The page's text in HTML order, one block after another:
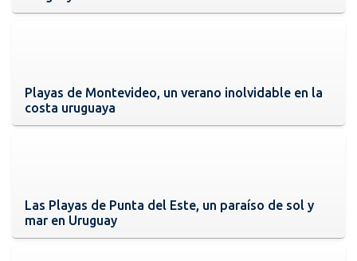
Playas de Montevideo, un verano inolvidable en la
costa uruguaya
Las Playas de Punta del Este, un paraíso de sol y
mar en Uruguay